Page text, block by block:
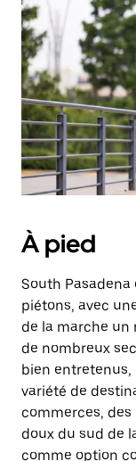
et
sélectionner
une
date.
Appuyez
sur
la
touche
d'échappement
pour
fermer
le
calendrier.
À pied
South
piétons, avec
de la marche un
de nombreux
bien entretenus,
variété de
commerces,
doux du sud de
comme option